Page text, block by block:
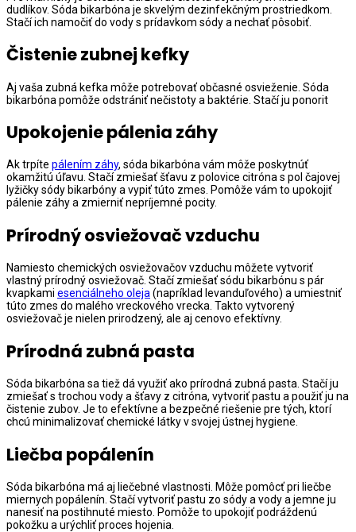
dudlíkov. Sóda bikarbóna je skvelým dezinfekčným prostriedkom.
Stačí ich namočiť do vody s prídavkom sódy a nechať pôsobiť.
Čistenie zubnej kefky
Aj vaša zubná kefka môže potrebovať občasné osvieženie. Sóda
bikarbóna pomôže odstrániť nečistoty a baktérie. Stačí ju ponorit
Upokojenie pálenia záhy
Ak trpíte pálením záhy, sóda bikarbóna vám môže poskytnúť
okamžitú úľavu. Stačí zmiešať šťavu z polovice citróna s pol čajovej
lyžičky sódy bikarbóny a vypiť túto zmes. Pomôže vám to upokojiť
pálenie záhy a zmierniť nepríjemné pocity.
Prírodný osviežovač vzduchu
Namiesto chemických osviežovačov vzduchu môžete vytvoriť
vlastný prírodný osviežovač. Stačí zmiešať sódu bikarbónu s pár
kvapkami esenciálneho oleja(napríklad levanduľového) a umiestniť
túto zmes do malého vreckového vrecka. Takto vytvorený
osviežovač je nielen prirodzený, ale aj cenovo efektívny.
Prírodná zubná pasta
Sóda bikarbóna sa tiež dá využiť ako prírodná zubná pasta. Stačí ju
zmiešať s trochou vody a šťavy z citróna, vytvoriť pastu a použiť ju na
čistenie zubov. Je to efektívne a bezpečné riešenie pre tých, ktorí
chcú minimalizovať chemické látky v svojej ústnej hygiene.
Liečba popálenín
Sóda bikarbóna má aj liečebné vlastnosti. Môže pomôcť pri liečbe
miernych popálenín. Stačí vytvoriť pastu zo sódy a vody a jemne ju
nanesiť na postihnuté miesto. Pomôže to upokojiť podráždenú
pokožku a urýchliť proces hojenia.